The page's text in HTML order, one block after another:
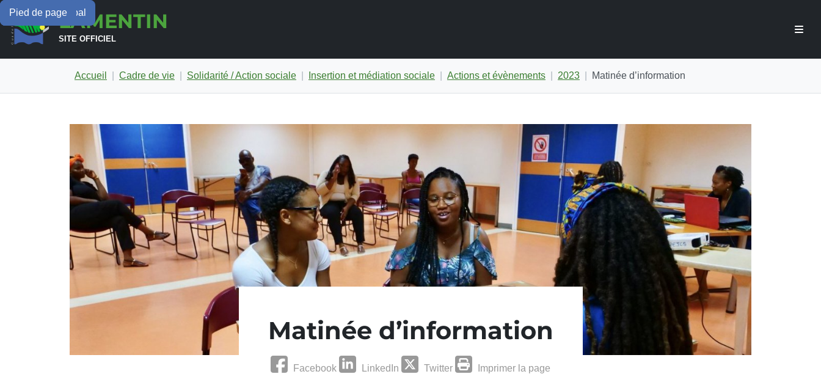
Menu principal
Contenu principal
Pied de pageLAMENTIN
SITE OFFICIEL
Accueil Cadre de vie Solidarité / Action sociale Insertion et médiation sociale Actions et évènements 2023 Matinée d’information
Matinée d’information
Facebook LinkedIn Twitter Imprimer la page